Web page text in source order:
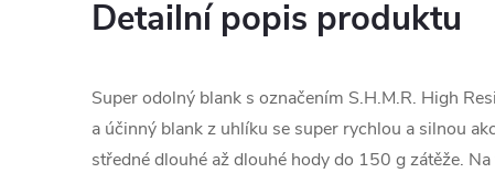
Detailní popis produktu
Super odolný blank s označením S.H.M.R. High
a účinný blank z uhlíku se super rychlou a silnou
středné dlouhé až dlouhé hody do 150 g zátěže.